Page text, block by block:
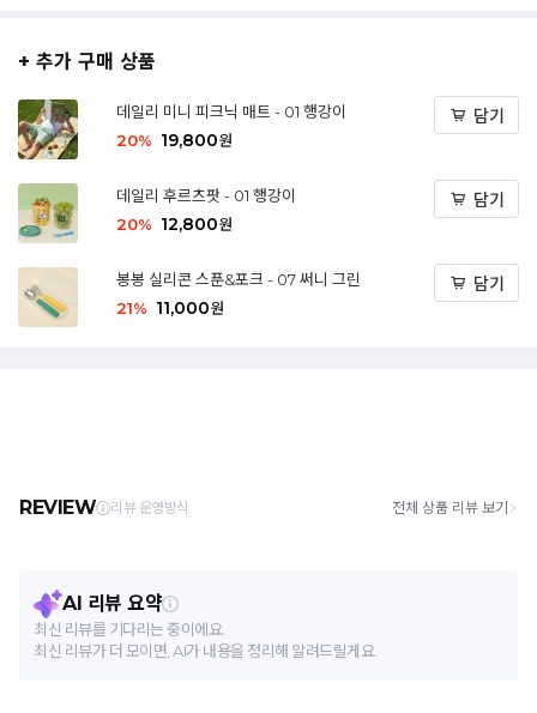
+ 추가 구매 상품
데일리 미니 피크닉 매트 - 01 행강이
20% 19,800원
담기
데일리 후르츠팟 - 01 행강이
20% 12,800원
담기
봉봉 실리콘 스푼&포크 - 07 써니 그린
21% 11,000원
담기